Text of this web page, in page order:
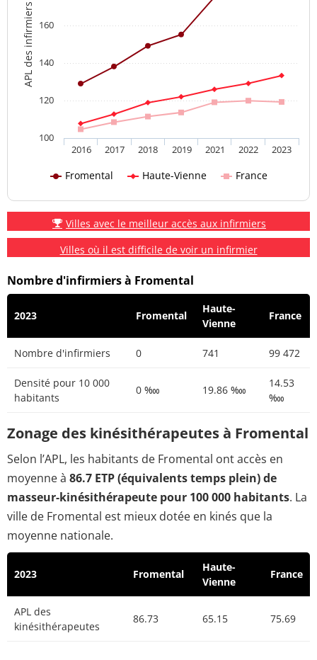
APL des infirmiers
Fromental Haute-Vienne France
2016 2017 2018 2019 2021 2022 2023
100
120
140
160
Villes avec le meilleur accès aux infirmiers
Villes où il est difficile de voir un infirmier
Nombre d'infirmiers à Fromental
2023 Fromental
Haute-
Vienne
France
Nombre d'infirmiers 0 741 99 472
Densité pour 10 000
habitants
0 ‱ 19.86 ‱
14.53
‱
Zonage des kinésithérapeutes à Fromental
Selon l’APL, les habitants de Fromental ont accès en
moyenne à 86.7 ETP (équivalents temps plein) de
masseur-kinésithérapeute pour 100 000 habitants. La
ville de Fromental est mieux dotée en kinés que la
moyenne nationale.
2023 Fromental
Haute-
Vienne
France
APL des
kinésithérapeutes
86.73 65.15 75.69